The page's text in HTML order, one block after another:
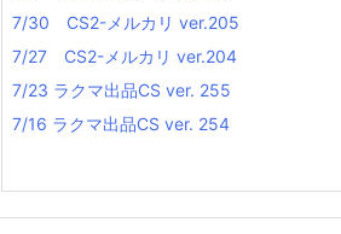
7/30 CS2-メルカリ ver.205
7/27 CS2-メルカリ ver.204
7/23 ラクマ出品CS ver. 255
7/16 ラクマ出品CS ver. 254